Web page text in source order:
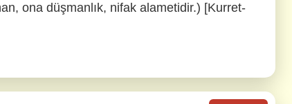
ona düşmanlık, nifak alametidir.) [Kurret-